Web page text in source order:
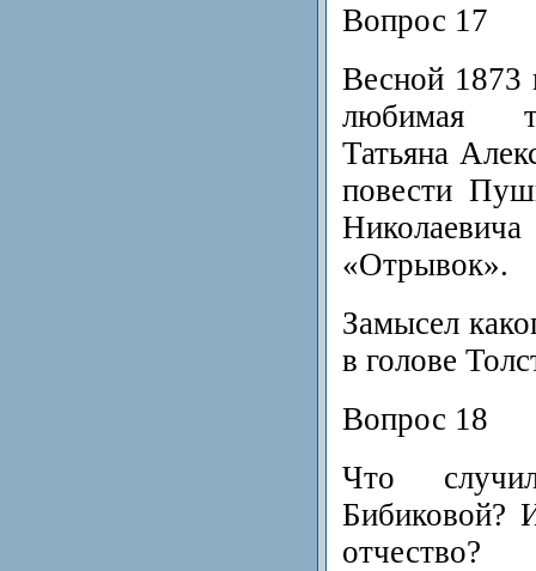
Вопрос 17
Весной 1873
любимая
Татьяна
повести
«Отрывок».
Замысел
в голове
Вопрос 18
Что
Бибиковой?
отчество?